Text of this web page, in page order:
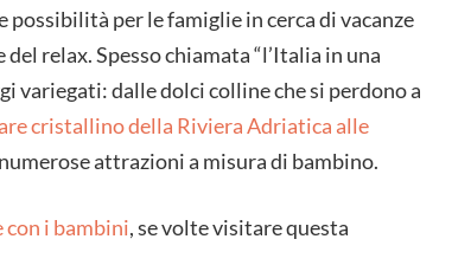
per le famiglie in cerca di vacanze
relax. Spesso chiamata “l’Italia in una
variegati: dalle dolci colline che si perdono a
cristallino della Riviera Adriatica alle
attrazioni a misura di bambino.
con i bambini, se volte visitare questa